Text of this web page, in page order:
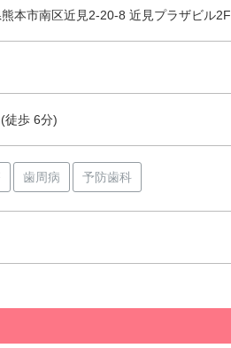
本市南区近見2-20-8 近見プラザビル2F
徒歩 6分)
歯周病 予防歯科